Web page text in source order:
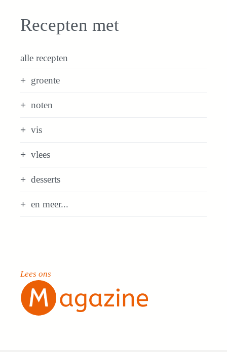
Recepten met
alle recepten
groente
noten
vis
vlees
desserts
en meer...
Lees ons